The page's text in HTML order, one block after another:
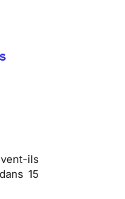
ils
15